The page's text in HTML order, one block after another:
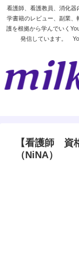
看護師、看護教員、消化
学書籍のレビュー、副業
護を根拠から学んでいく
発信しています。
【看護師 資
（NiNA）